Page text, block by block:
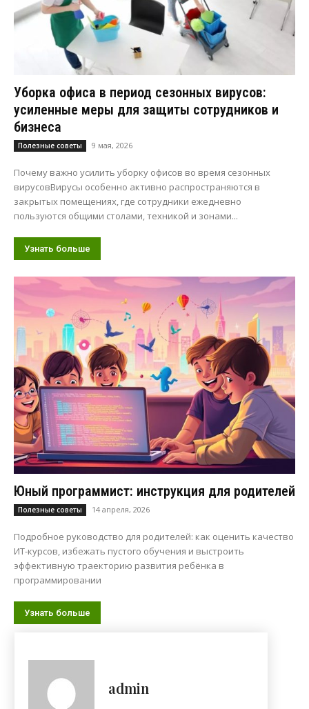
Уборка офиса в период сезонных вирусов:
усиленные меры для защиты сотрудников и
бизнеса
Полезные советы 9 мая, 2026
Почему важно усилить уборку офисов во время сезонных
вирусовВирусы особенно активно распространяются в
закрытых помещениях, где сотрудники ежедневно
пользуются общими столами, техникой и зонами...
Узнать больше
Юный программист: инструкция для родителей
Полезные советы 14 апреля, 2026
Подробное руководство для родителей: как оценить качество
ИТ-курсов, избежать пустого обучения и выстроить
эффективную траекторию развития ребёнка в
программировании
Узнать больше
admin